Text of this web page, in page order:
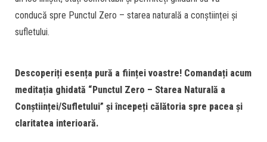
conducă spre Punctul Zero – starea naturală a conștiinței și
sufletului.
Descoperiți esența pură a ființei voastre! Comandați acum
meditația ghidată “Punctul Zero – Starea Naturală a
Conștiinței/Sufletului” și începeți călătoria spre pacea și
claritatea interioară.